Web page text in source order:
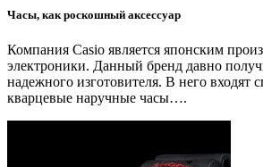
Часы, как роскошный аксессуар
Компания Casio является японским
электроники. Данный бренд давно
надежного изготовителя. В него входят
кварцевые наручные часы….